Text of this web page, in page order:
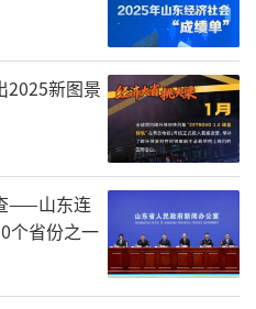
地后（9月6日至9月3
宅日均成交0.60万平
，但受较高基数及供应
交量同比增长1%；9
，环比增长9%，同比
（10月1日至8日），
交0.23万平米，较去
2025新图景
——山东连
个省份之一